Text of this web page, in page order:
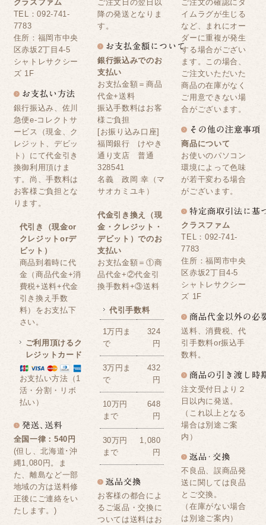
クラスファム
TEL：092-741-
7783
住所：福岡市中央
区赤坂2丁目4-5
シャトレサクシー
ズ 1F
銀行振込み、佐川
急便e-コレクトサ
ービス（現金、ク
レジット、デビッ
ト）にて代金引き
換御利用頂けま
す。尚、手数料は
お客様ご負担とな
ります。
代引き（現金or
クレジットorデ
ビット）
商品到着時に代
金（商品代金+消
費税+送料+代金
引き換え手数
料）をお支払下
さい。
ご利用頂けるク
レジットカード
お支払い方法（1
活・分割・リボ
払い）
全国一律：540円
(但し、北海道･沖
縄1,080円。ま
た、離島など一部
地域の方は送料修
正後にご連絡をい
たします。)
ご注文日の翌日以
降の発送となりま
す。
銀行振込みでのお
支払い
お支払金額＝商品
代金+送料
振込手数料はお客
様ご負担
[お振り込み口座]
福岡銀行 けやき
通り支店 普通
328541
名義 政岡 幸（マ
サオカミユキ）
代金引き換え（現
金・クレジット・
デビット）でのお
支払い
お支払金額＝①商
品代金+②代金引
換手数料+③送料
代引手数料
1万円ま
で
324
円
3万円ま
で
432
円
10万円
まで
648
円
30万円
まで
1,080
円
お客様の都合によ
るご返品・交換に
ついては送料はお
ご注文の確認にタ
イムラグが生じる
など、まれにオー
ダーに重複が発生
する場合がござい
ます。この場合、
ご注文いただいた
商品の在庫がなく
ご用意できない場
合がございます。
商品について
お使いのパソコン
環境によって色味
が若干変わる場合
がございます。
クラスファム
TEL：092-741-
7783
住所：福岡市中央
区赤坂2丁目4-5
シャトレサクシー
ズ 1F
送料、消費税、代
引手数料or振込手
数料。
注文受付日より２
日以内に発送。
（これ以上となる
場合は別途ご案
内）
不良品、誤商品発
送に関しては良品
とご交換。
（在庫がない場合
は別途ご案内）